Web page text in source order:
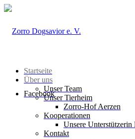
Facebook
Startseite
Über uns
Unser Team
Unser Tierheim
Zorro-Hof Aerzen
Kooperationen
Unsere Unterstützerin
Kontakt